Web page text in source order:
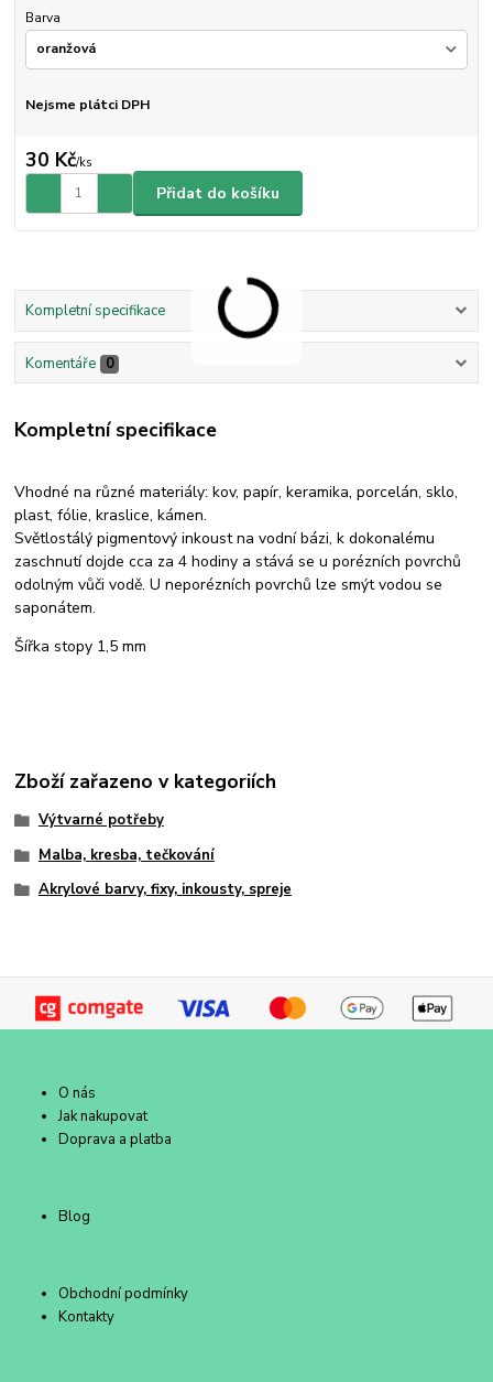
Barva
Nejsme plátci DPH
30 Kč/ks
Přidat do košíku
Kompletní specifikace
Komentáře 0
Kompletní specifikace
Vhodné na různé materiály: kov, papír, keramika, porcelán, sklo,
plast, fólie, kraslice, kámen.
Světlostálý pigmentový inkoust na vodní bázi, k dokonalému
zaschnutí dojde cca za 4 hodiny a stává se u porézních povrchů
odolným vůči vodě. U neporézních povrchů lze smýt vodou se
saponátem.
Šířka stopy 1,5 mm
Zboží zařazeno v kategoriích
Výtvarné potřeby
Malba, kresba, tečkování
Akrylové barvy, fixy, inkousty, spreje
O nás
Jak nakupovat
Doprava a platba
Blog
Obchodní podmínky
Kontakty